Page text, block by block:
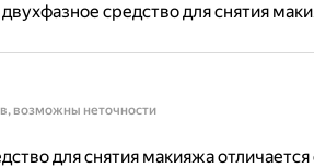
средство для снятия
возможны неточности
для снятия макияжа